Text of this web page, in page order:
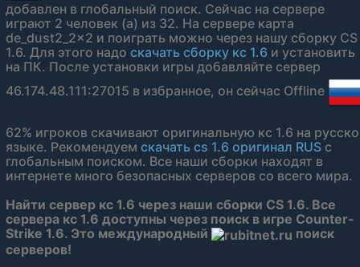
добавлен в глобальный поиск. Сейчас на сервере
играют 2 человек (а) из 32. На сервере карта
de_dust2_2x2 и поиграть можно через нашу сборку CS
1.6. Для этого надо скачать сборку кс 1.6 и установить
на ПК. После установки игры добавляйте сервер
46.174.48.111:27015 в избранное, он сейчас Offline
62% игроков скачивают оригинальную кс 1.6 на
языке. Рекомендуем скачать cs 1.6 оригинал RUS с
глобальным поиском. Все наши сборки находят в
интернете много безопасных серверов со всего мира.
Найти сервер кс 1.6 через наши сборки CS 1.6. Все
сервера кс 1.6 доступны через поиск в игре Counter-
Strike 1.6. Это международный
поиск
серверов!